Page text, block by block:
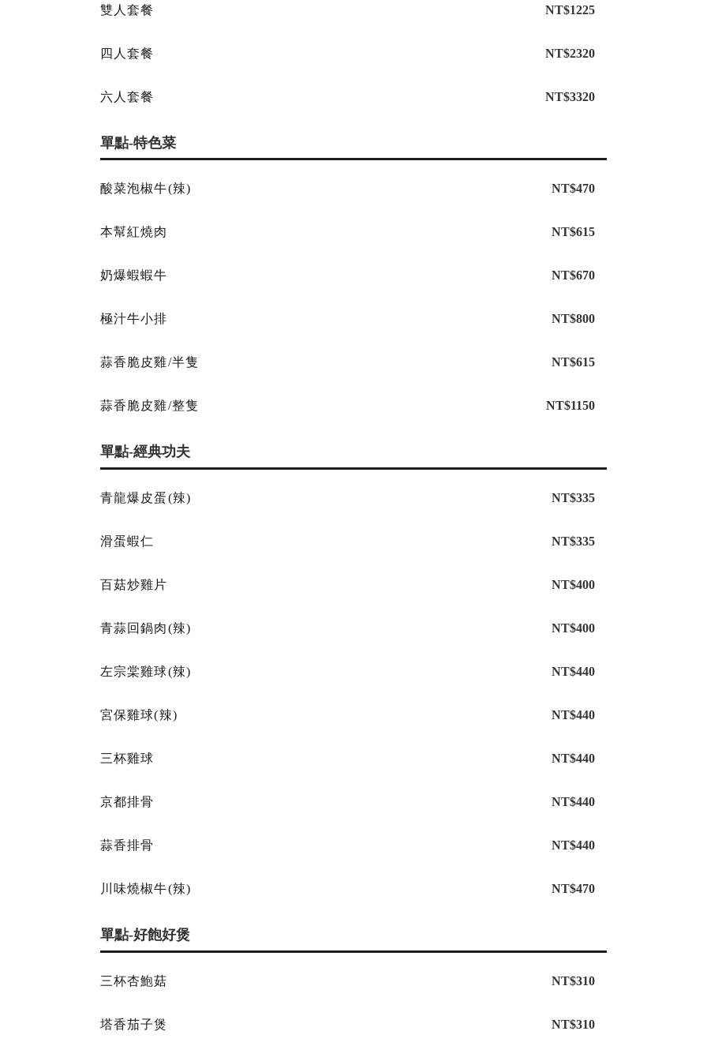
雙人套餐 NT$1225
四人套餐 NT$2320
六人套餐 NT$3320
單點-特色菜
酸菜泡椒牛(辣) NT$470
本幫紅燒肉 NT$615
奶爆蝦蝦牛 NT$670
極汁牛小排 NT$800
蒜香脆皮雞/半隻 NT$615
蒜香脆皮雞/整隻 NT$1150
單點-經典功夫
青龍爆皮蛋(辣) NT$335
滑蛋蝦仁 NT$335
百菇炒雞片 NT$400
青蒜回鍋肉(辣) NT$400
左宗棠雞球(辣) NT$440
宮保雞球(辣) NT$440
三杯雞球 NT$440
京都排骨 NT$440
蒜香排骨 NT$440
川味燒椒牛(辣) NT$470
單點-好飽好煲
三杯杏鮑菇 NT$310
塔香茄子煲 NT$310